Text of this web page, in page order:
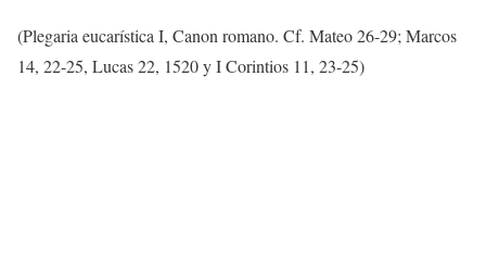
(Plegaria eucarística I, Canon romano. Cf. Mateo 26-29; Marcos
14, 22-25, Lucas 22, 1520 y I Corintios 11, 23-25)